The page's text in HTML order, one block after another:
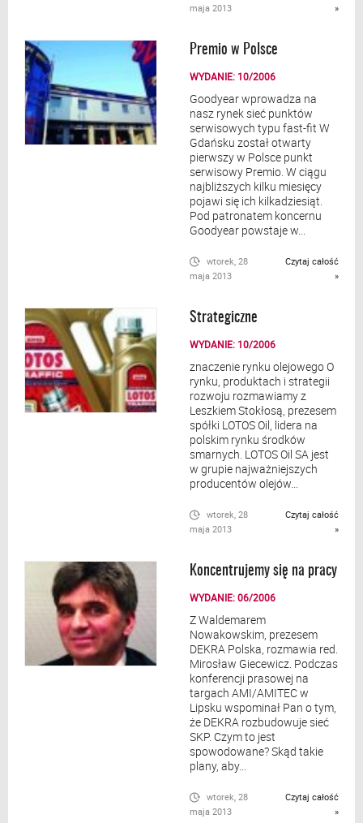
maja 2013
»
Premio w Polsce
WYDANIE: 10/2006
Goodyear wprowadza na
nasz rynek sieć punktów
serwisowych typu fast-fit W
Gdańsku został otwarty
pierwszy w Polsce punkt
serwisowy Premio. W ciągu
najbliższych kilku miesięcy
pojawi się ich kilkadziesiąt.
Pod patronatem koncernu
Goodyear powstaje w...
wtorek, 28
maja 2013
Czytaj całość
»
Strategiczne
WYDANIE: 10/2006
znaczenie rynku olejowego O
rynku, produktach i strategii
rozwoju rozmawiamy z
Leszkiem Stokłosą, prezesem
spółki LOTOS Oil, lidera na
polskim rynku środków
smarnych. LOTOS Oil SA jest
w grupie najważniejszych
producentów olejów...
wtorek, 28
maja 2013
Czytaj całość
»
Koncentrujemy się na pracy
WYDANIE: 06/2006
Z Waldemarem
Nowakowskim, prezesem
DEKRA Polska, rozmawia red.
Mirosław Giecewicz. Podczas
konferencji prasowej na
targach AMI/AMITEC w
Lipsku wspominał Pan o tym,
że DEKRA rozbudowuje sieć
SKP. Czym to jest
spowodowane? Skąd takie
plany, aby...
wtorek, 28
maja 2013
Czytaj całość
»